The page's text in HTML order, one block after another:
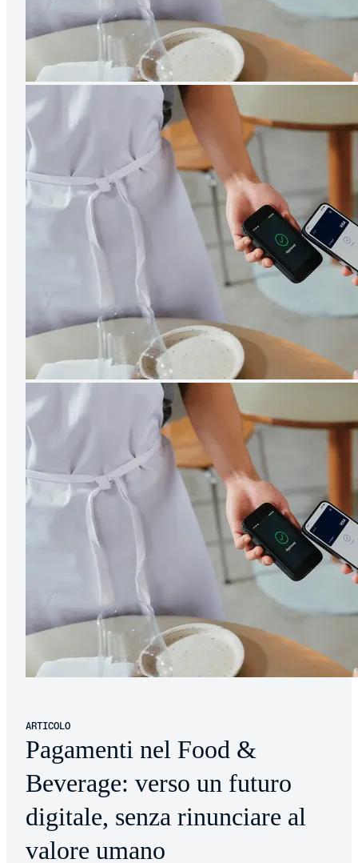
ARTICOLO
Pagamenti nel Food &
Beverage: verso un futuro
digitale, senza rinunciare al
valore umano